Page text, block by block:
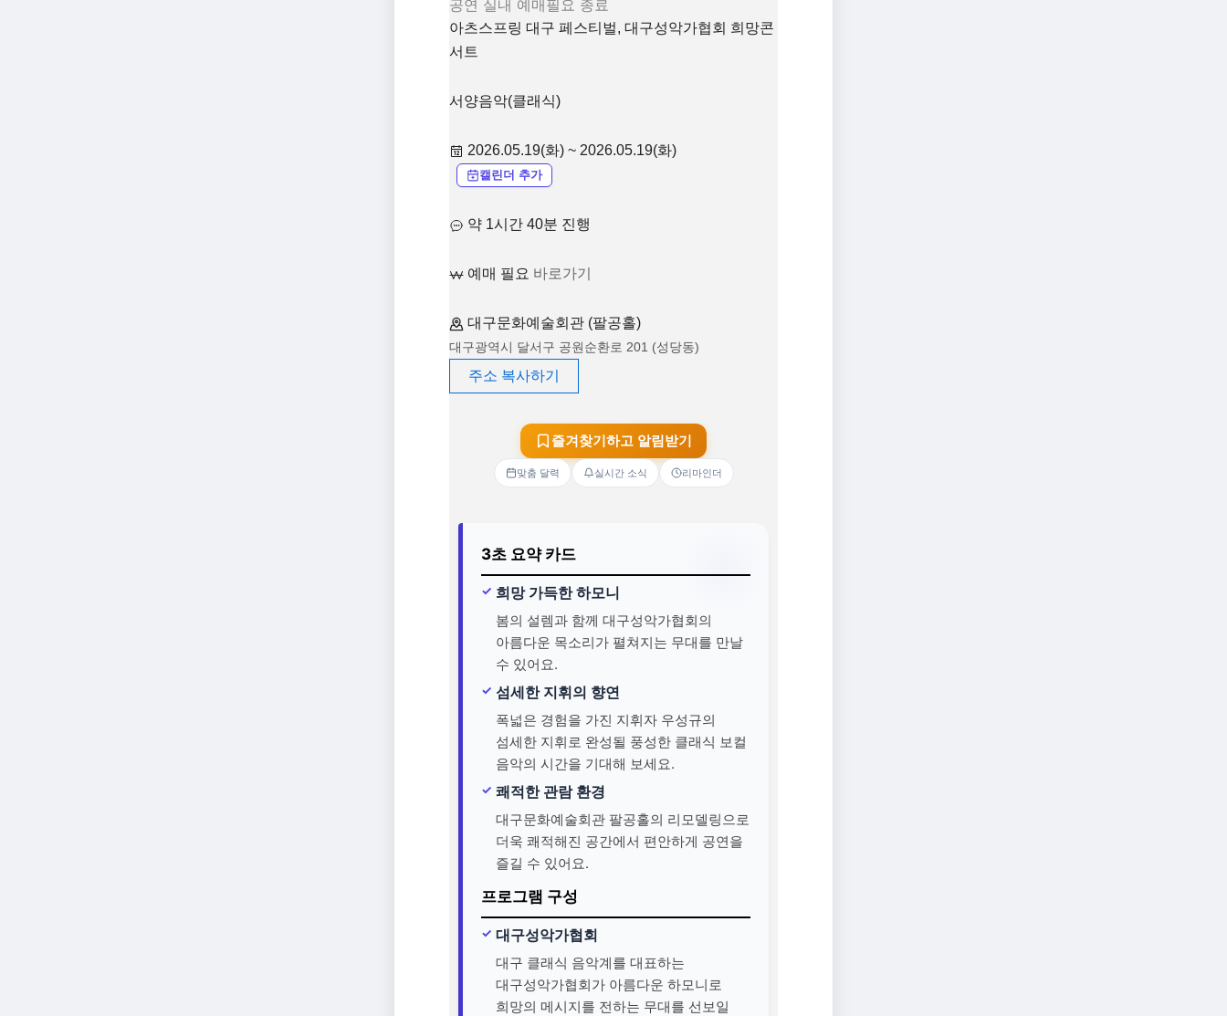
공연 실내 예매필요 종료
아츠스프링 대구 페스티벌, 대구성악가협회 희망콘
서트
서양음악(클래식)
2026.05.19(화) ~ 2026.05.19(화)
캘린더 추가
약 1시간 40분 진행
예매 필요 바로가기
대구문화예술회관 (팔공홀)
대구광역시 달서구 공원순환로 201 (성당동)
주소 복사하기
즐겨찾기하고 알림받기
맞춤 달력 실시간 소식 리마인더
3초 요약 카드
희망 가득한 하모니
봄의 설렘과 함께 대구성악가협회의
아름다운 목소리가 펼쳐지는 무대를 만날
수 있어요.
섬세한 지휘의 향연
폭넓은 경험을 가진 지휘자 우성규의
섬세한 지휘로 완성될 풍성한 클래식 보컬
음악의 시간을 기대해 보세요.
쾌적한 관람 환경
대구문화예술회관 팔공홀의 리모델링으로
더욱 쾌적해진 공간에서 편안하게 공연을
즐길 수 있어요.
프로그램 구성
대구성악가협회
대구 클래식 음악계를 대표하는
대구성악가협회가 아름다운 하모니로
희망의 메시지를 전하는 무대를 선보일